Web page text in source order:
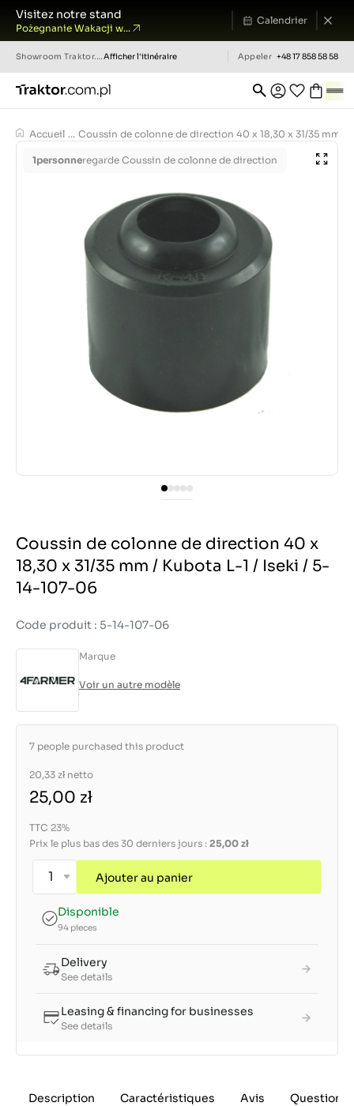
Visitez notre stand
Pożegnanie Wakacji w...
Calendrier
Showroom Traktor.com.pl Afficher l'itinéraire Appeler +48 17 858 58 58
Accueil ... Coussin de colonne de direction 40 x 18,30 x 31/35 mm /
1personneregarde Coussin de colonne de direction
Coussin de colonne de direction 40 x
18,30 x 31/35 mm / Kubota L-1 / Iseki / 5-
14-107-06
Code produit : 5-14-107-06
Marque
Voir un autre modèle
7 people purchased this product
20,33 zł netto
25,00 zł
TTC 23%
Prix le plus bas des 30 derniers jours : 25,00 zł
Ajouter au panier
Disponible
94 pieces
Delivery
See details
Leasing & financing for businesses
See details
Description Caractéristiques Avis Questions